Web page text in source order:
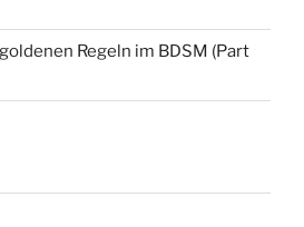
Regeln im BDSM (Part